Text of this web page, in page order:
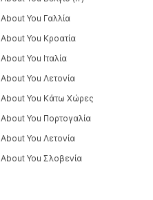
About You Γαλλία
About You Κροατία
About You Ιταλία
About You Λετονία
About You Κάτω Χώρες
About You Πορτογαλία
About You Λετονία
About You Σλοβενία